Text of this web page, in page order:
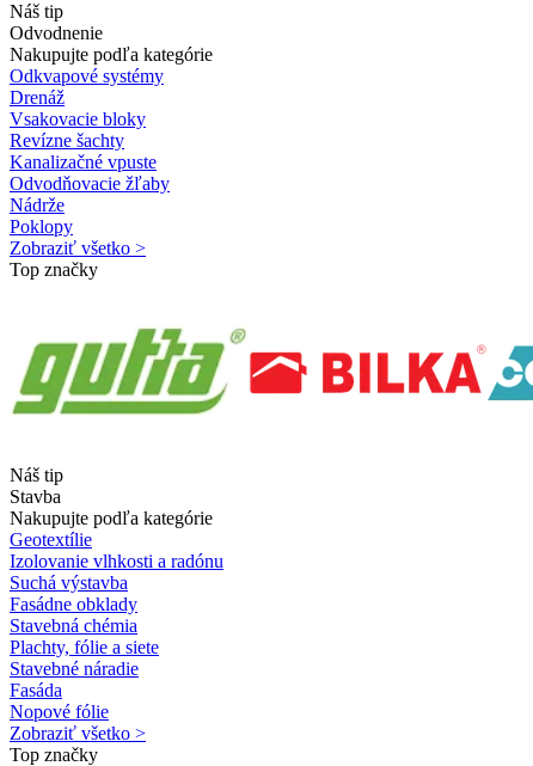
Náš tip
Odvodnenie
Nakupujte podľa kategórie
Odkvapové systémy
Drenáž
Vsakovacie bloky
Revízne šachty
Kanalizačné vpuste
Odvodňovacie žľaby
Nádrže
Poklopy
Zobraziť všetko >
Top značky
Náš tip
Stavba
Nakupujte podľa kategórie
Geotextílie
Izolovanie vlhkosti a radónu
Suchá výstavba
Fasádne obklady
Stavebná chémia
Plachty, fólie a siete
Stavebné náradie
Fasáda
Nopové fólie
Zobraziť všetko >
Top značky